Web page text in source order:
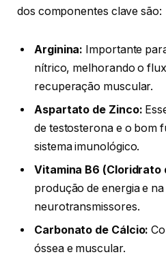
dos componentes clave são:
Arginina: Importante
nítrico, melhorando o
recuperação muscular.
Aspartato de Zinco:
de testosterona e o bom
sistema imunológico.
Vitamina B6 (Cloridrato
produção de energia e
neurotransmissores.
Carbonato de Cálcio:
óssea e muscular.